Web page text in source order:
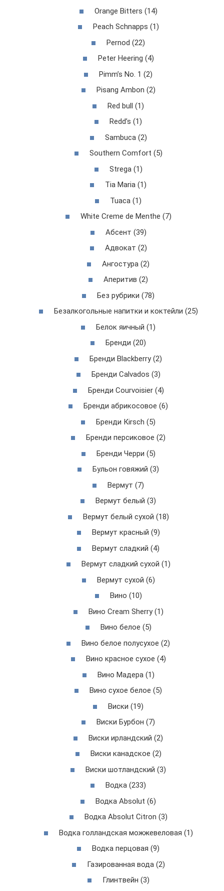
Orange Bitters (14)
Peach Schnapps (1)
Pernod (22)
Peter Heering (4)
Pimm’s No. 1 (2)
Pisang Ambon (2)
Red bull (1)
Redd’s (1)
Sambuca (2)
Southern Comfort (5)
Strega (1)
Tia Maria (1)
Tuaca (1)
White Creme de Menthe (7)
Абсент (39)
Адвокат (2)
Ангостура (2)
Аперитив (2)
Без рубрики (78)
Безалкогольные напитки и коктейли (25)
Белок яичный (1)
Бренди (20)
Бренди Blackberry (2)
Бренди Calvados (3)
Бренди Courvoisier (4)
Бренди абрикосовое (6)
Бренди Кirsch (5)
Бренди персиковое (2)
Бренди Черри (5)
Бульон говяжий (3)
Вермут (7)
Вермут белый (3)
Вермут белый сухой (18)
Вермут красный (9)
Вермут сладкий (4)
Вермут сладкий сухой (1)
Вермут сухой (6)
Вино (10)
Вино Cream Sherry (1)
Вино белое (5)
Вино белое полусухое (2)
Вино красное сухое (4)
Вино Мадера (1)
Вино сухое белое (5)
Виски (19)
Виски Бурбон (7)
Виски ирландский (2)
Виски канадское (2)
Виски шотландский (3)
Водка (233)
Водка Absolut (6)
Водка Аbsolut Citron (3)
Водка голландская можжевеловая (1)
Водка перцовая (9)
Газированная вода (2)
Глинтвейн (3)